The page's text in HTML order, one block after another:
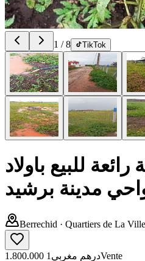
1 /8 TikTok
للبيع باولاد
مدينة برشيد
Berrechid · Quartiers de La Ville
1.800.000 درهم مغربي 1
Vente